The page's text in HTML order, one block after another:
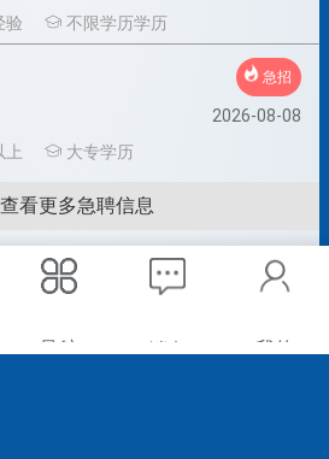
验 不限学历学历
急招
2026-08-08
上 大专学历
查看更多急聘信息
导航 消息 我的